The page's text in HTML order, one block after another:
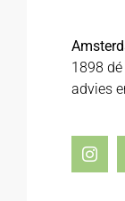
1898
advies